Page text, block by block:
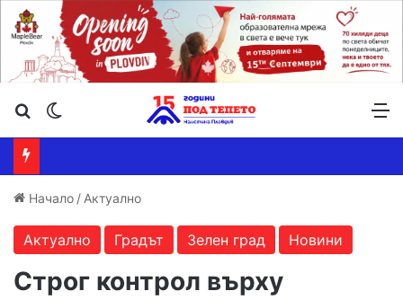
Търсене ...
Начало / Актуално
Актуално Градът Зелен град Новини
Строг контрол върху